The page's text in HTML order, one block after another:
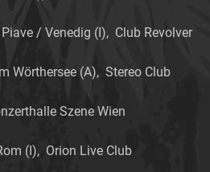
/ Venedig (I), Club Revolver
Wörthersee (A), Stereo Club
Szene Wien
(I), Orion Live Club